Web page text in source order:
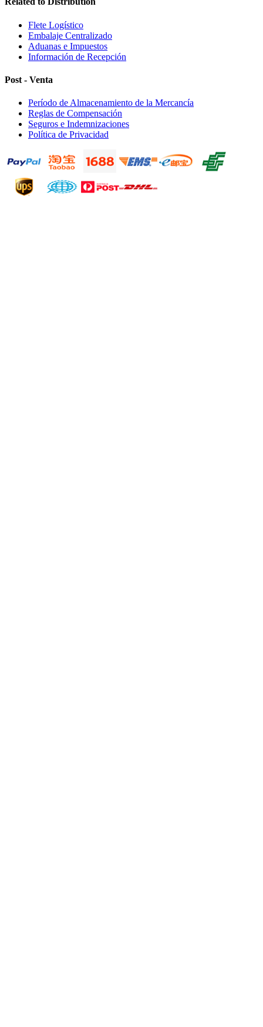
Flete Logístico
Embalaje Centralizado
Aduanas e Impuestos
Información de Recepción
Post - Venta
Período de Almacenamiento de la Mercancía
Reglas de Compensación
Seguros e Indemnizaciones
Política de Privacidad